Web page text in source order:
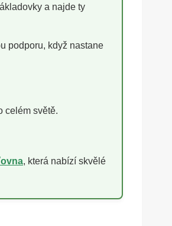
a najde ty
podporu, když nastane
celém světě.
, která nabízí skvělé